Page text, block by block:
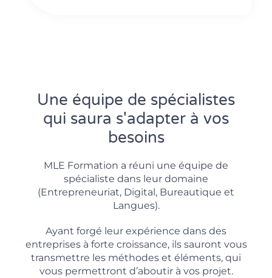
Une équipe de spécialistes
qui saura s'adapter à vos
besoins
MLE Formation a réuni une équipe de
spécialiste dans leur domaine
(Entrepreneuriat, Digital, Bureautique et
Langues).
Ayant forgé leur expérience dans des
entreprises à forte croissance, ils sauront vous
transmettre les méthodes et éléments, qui
vous permettront d’aboutir à vos projet.